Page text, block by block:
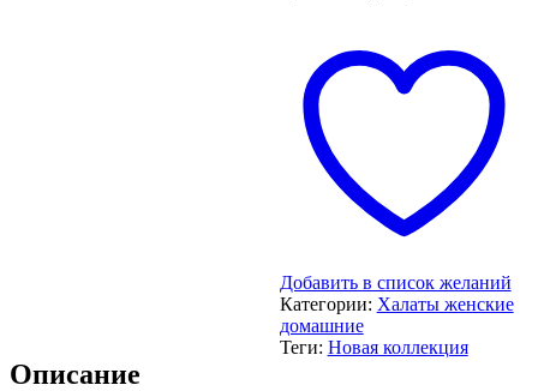
Добавить в список желаний
Категории: Халаты женские
домашние
Теги: Новая коллекция
Описание